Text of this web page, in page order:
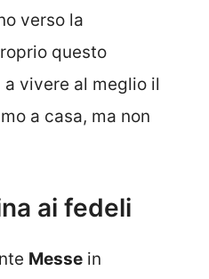
verso la
questo
vivere al meglio il
a casa, ma non
ai fedeli
Messe in